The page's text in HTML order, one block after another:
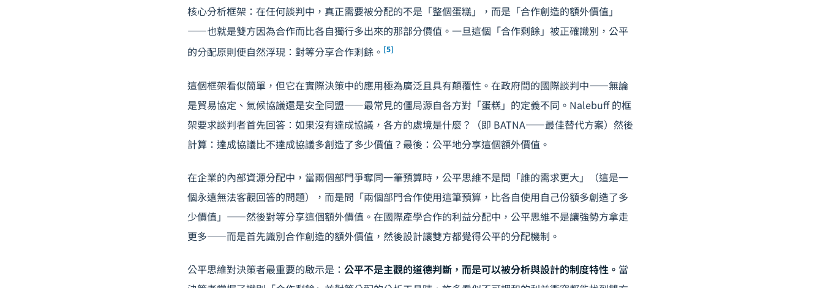
核心分析框架：在任何談判中，真正需要被分配的不是「整個蛋糕」，而是「合作創造的額外價值」
——也就是雙方因為合作而比各自獨行多出來的那部分價值。一旦這個「合作剩餘」被正確識別，公平
的分配原則便自然浮現：對等分享合作剩餘。 [5]
這個框架看似簡單，但它在實際決策中的應用極為廣泛且具有顛覆性。在政府間的國際談判中——無論
是貿易協定、氣候協議還是安全同盟——最常見的僵局源自各方對「蛋糕」的定義不同。Nalebuff 的框
架要求談判者首先回答：如果沒有達成協議，各方的處境是什麼？（即 BATNA——最佳替代方案）然後
計算：達成協議比不達成協議多創造了多少價值？最後：公平地分享這個額外價值。
在企業的內部資源分配中，當兩個部門爭奪同一筆預算時，公平思維不是問「誰的需求更大」（這是一
個永遠無法客觀回答的問題），而是問「兩個部門合作使用這筆預算，比各自使用自己份額多創造了多
少價值」——然後對等分享這個額外價值。在國際產學合作的利益分配中，公平思維不是讓強勢方拿走
更多——而是首先識別合作創造的額外價值，然後設計讓雙方都覺得公平的分配機制。
公平思維對決策者最重要的啟示是： 公平不是主觀的道德判斷，而是可以被分析與設計的制度特性。 當